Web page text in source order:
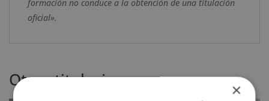
formación no conduce a la obtención de una titulación
oficial».
Otras titulaciones ×